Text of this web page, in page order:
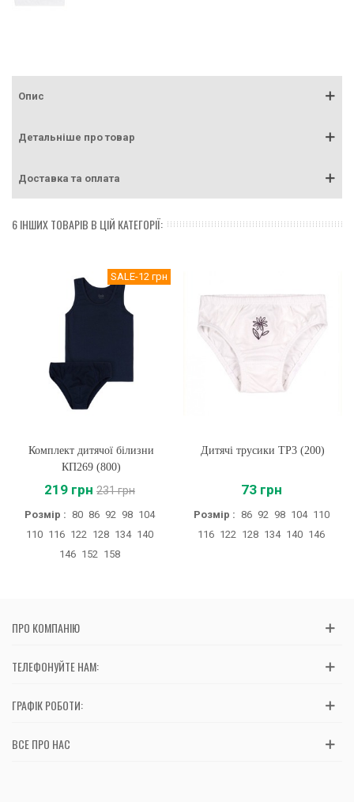
Опис
Детальніше про товар
Доставка та оплата
6 ІНШИХ ТОВАРІВ В ЦІЙ КАТЕГОРІЇ:
ТР3 (200)
92 98 104
110
134 140 146
Лосини дитячі під штани
Розмір : 104 110
Дитячі
Розмір :
140
ПРО КОМПАНІЮ
ТЕЛЕФОНУЙТЕ НАМ:
ГРАФІК РОБОТИ:
ВСЕ ПРО НАС